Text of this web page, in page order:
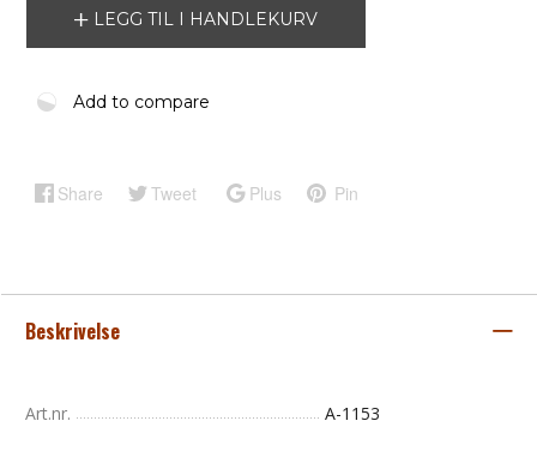
LEGG TIL I HANDLEKURV
Add to compare
Share Tweet Plus Pin
Beskrivelse
Art.nr. A-1153